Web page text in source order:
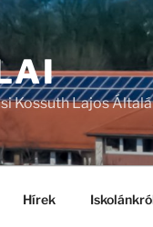
Kossuth Lajos
Hírek